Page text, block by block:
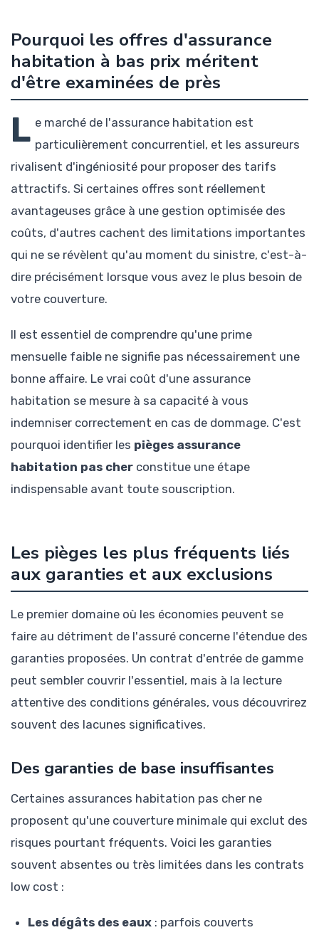
Pourquoi les offres d'assurance
habitation à bas prix méritent
d'être examinées de près
L e marché de l'assurance habitation est
particulièrement concurrentiel, et les assureurs
rivalisent d'ingéniosité pour proposer des tarifs
attractifs. Si certaines offres sont réellement
avantageuses grâce à une gestion optimisée des
coûts, d'autres cachent des limitations importantes
qui ne se révèlent qu'au moment du sinistre, c'est-à-
dire précisément lorsque vous avez le plus besoin de
votre couverture.
Il est essentiel de comprendre qu'une prime
mensuelle faible ne signifie pas nécessairement une
bonne affaire. Le vrai coût d'une assurance
habitation se mesure à sa capacité à vous
indemniser correctement en cas de dommage. C'est
pourquoi identifier les pièges assurance
habitation pas cher constitue une étape
indispensable avant toute souscription.
Les pièges les plus fréquents liés
aux garanties et aux exclusions
Le premier domaine où les économies peuvent se
faire au détriment de l'assuré concerne l'étendue des
garanties proposées. Un contrat d'entrée de gamme
peut sembler couvrir l'essentiel, mais à la lecture
attentive des conditions générales, vous découvrirez
souvent des lacunes significatives.
Des garanties de base insuffisantes
Certaines assurances habitation pas cher ne
proposent qu'une couverture minimale qui exclut des
risques pourtant fréquents. Voici les garanties
souvent absentes ou très limitées dans les contrats
low cost :
Les dégâts des eaux : parfois couverts